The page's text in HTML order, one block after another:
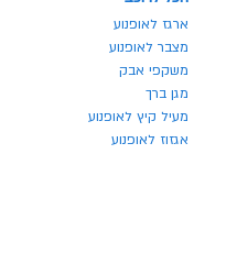
ארגז לאופנוע
מצבר לאופנוע
משקפי אבק
מגן ברך
מעיל קיץ לאופנוע
אגזוז לאופנוע